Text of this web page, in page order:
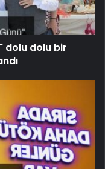
dolu dolu bir